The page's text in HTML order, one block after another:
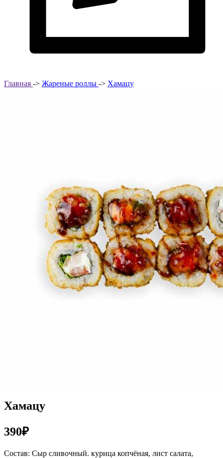
Главная -> Жареные роллы -> Хамацу
Хамацу
390₽
Состав: Сыр сливочный. курица копчёная, лист салата,